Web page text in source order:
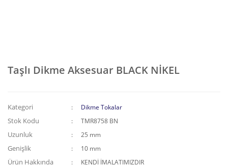
Taşlı Dikme Aksesuar BLACK NİKEL
Kategori Dikme Tokalar
Stok Kodu TMR8758 BN
Uzunluk 25 mm
Genişlik 10 mm
Ürün Hakkında KENDİ İMALATIMIZDIR